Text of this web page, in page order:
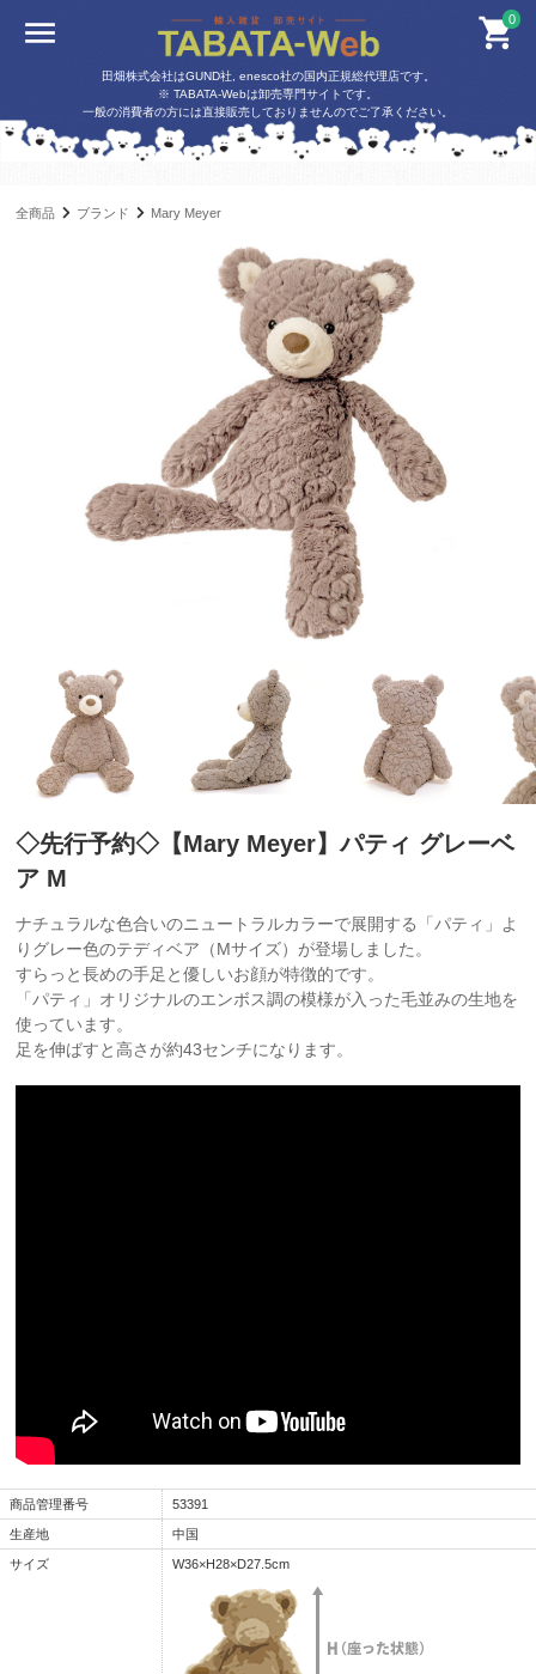
0
田畑株式会社はGUND社, enesco社の国内正規総代理店です。
※ TABATA-Webは卸売専門サイトです。
一般の消費者の方には直接販売しておりませんのでご了承ください。
全商品 ブランド Mary Meyer
◇先行予約◇【Mary Meyer】パティ グレーベ
ア M
ナチュラルな色合いのニュートラルカラーで展開する「パティ」よ
りグレー色のテディベア（Mサイズ）が登場しました。
すらっと長めの手足と優しいお顔が特徴的です。
「パティ」オリジナルのエンボス調の模様が入った毛並みの生地を
使っています。
足を伸ばすと高さが約43センチになります。
商品管理番号 53391
生産地 中国
サイズ W36×H28×D27.5cm